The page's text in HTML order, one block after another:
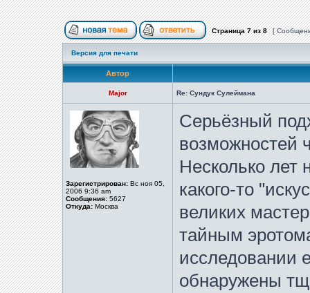
Страница7из8 [
Версия для печати
Автор
Major Re: Сундук Сулеймана
Зарегистрирован: Вс ноя 05,
2006 9:36 am
Сообщения: 5627
Откуда: Москва
Серьёзный
возможностей
Несколько лет
какого-то
великих
тайным
исследовании
обнаружены